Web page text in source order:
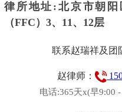
律所地址:北京市朝
（FFC）3、11、12层
联系赵瑞祥及团
赵律师：
电话:365天x(早9:00